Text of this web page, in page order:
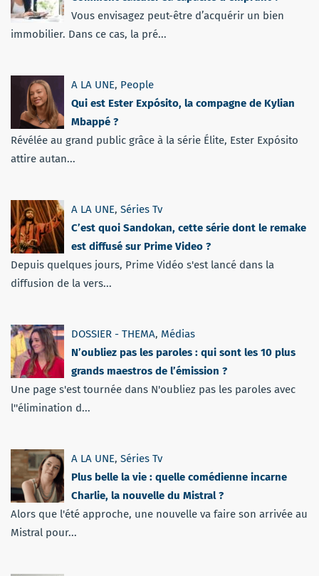
Vous envisagez peut-être d’acquérir un bien
immobilier. Dans ce cas, la pré...
A LA UNE, People
Qui est Ester Expósito, la compagne de Kylian
Mbappé ?
Révélée au grand public grâce à la série Élite, Ester Expósito
attire autan...
A LA UNE, Séries Tv
C’est quoi Sandokan, cette série dont le remake
est diffusé sur Prime Video ?
Depuis quelques jours, Prime Vidéo s'est lancé dans la
diffusion de la vers...
DOSSIER - THEMA, Médias
N’oubliez pas les paroles : qui sont les 10 plus
grands maestros de l’émission ?
Une page s'est tournée dans N'oubliez pas les paroles avec
l''élimination d...
A LA UNE, Séries Tv
Plus belle la vie : quelle comédienne incarne
Charlie, la nouvelle du Mistral ?
Alors que l'été approche, une nouvelle va faire son arrivée au
Mistral pour...